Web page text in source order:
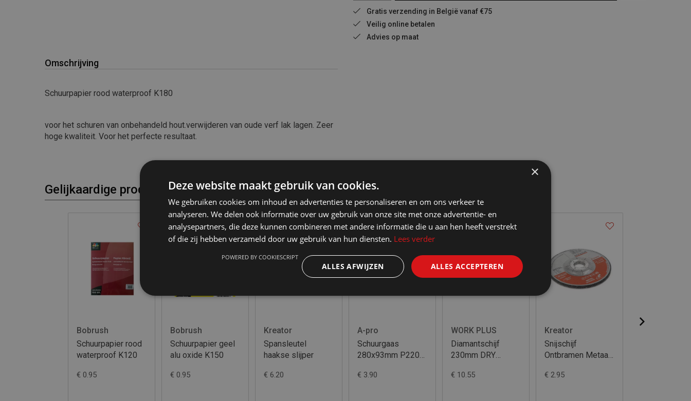
Gratis verzending in België vanaf €75
Veilig online betalen
Advies op maat
Omschrijving
Schuurpapier rood waterproof K180
voor het schuren van onbehandeld hout.verwijderen van oude verf lak lagen. Zeer
hoge kwaliteit. Voor het perfecte resultaat.
Gelijkaardige producten
Bobrush
Schuurpapier rood
waterproof K120
€ 0.95
Bobrush
Schuurpapier geel
alu oxide K150
€ 0.95
Kreator
Spansleutel
haakse slijper
€ 6.20
A-pro
Schuurgaas
280x93mm P220
€ 3.90
WORK PLUS
Diamantschijf
230mm DRY
€ 10.55
Kreator
Snijschijf
Ontbramen Metaal
€ 2.95
×
Deze website maakt gebruik van cookies.
We gebruiken cookies om inhoud en advertenties te personaliseren en om ons verkeer te
analyseren. We delen ook informatie over uw gebruik van onze site met onze advertentie- en
analysepartners, die deze kunnen combineren met andere informatie die u aan hen heeft verstrekt
of die zij hebben verzameld door uw gebruik van hun diensten. Lees verder
ALLES ACCEPTEREN
ALLES AFWIJZEN
POWERED BY COOKIESCRIPT